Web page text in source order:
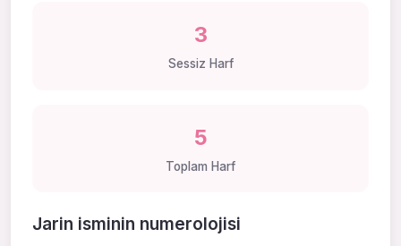
3
Sessiz Harf
5
Toplam Harf
Jarin isminin numerolojisi